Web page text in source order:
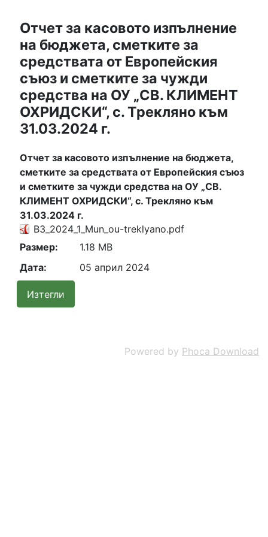
Отчет за касовото изпълнение
на бюджета, сметките за
средствата от Европейския
съюз и сметките за чужди
средства на ОУ „СВ. КЛИМЕНТ
ОХРИДСКИ“, с. Трекляно към
31.03.2024 г.
Отчет за касовото изпълнение на бюджета,
сметките за средствата от Европейския съюз
и сметките за чужди средства на ОУ „СВ.
КЛИМЕНТ ОХРИДСКИ“, с. Трекляно към
31.03.2024 г.
B3_2024_1_Mun_ou-treklyano.pdf
Размер:
1.18 MB
Дата:
05 април 2024
Powered by Phoca Download